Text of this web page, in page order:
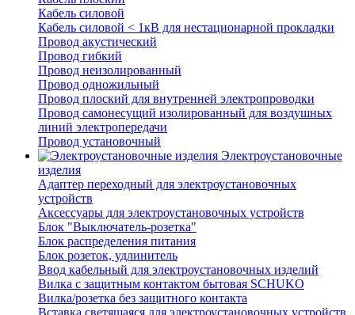
Кабель силовой
Кабель силовой < 1кВ для нестационарной прокладки
Провод акустический
Провод гибкий
Провод неизолированный
Провод одножильный
Провод плоский для внутренней электропроводки
Провод самонесущий изолированный для воздушных
линий электропередачи
Провод установочный
Электроустановочные
изделия
Адаптер переходный для электроустановочных
устройств
Аксессуары для электроустановочных устройств
Блок "Выключатель-розетка"
Блок распределения питания
Блок розеток, удлинитель
Ввод кабельный для электроустановочных изделий
Вилка с защитным контактом бытовая SCHUKO
Вилка/розетка без защитного контакта
Вставка светящаяся для электроустановочных устройств